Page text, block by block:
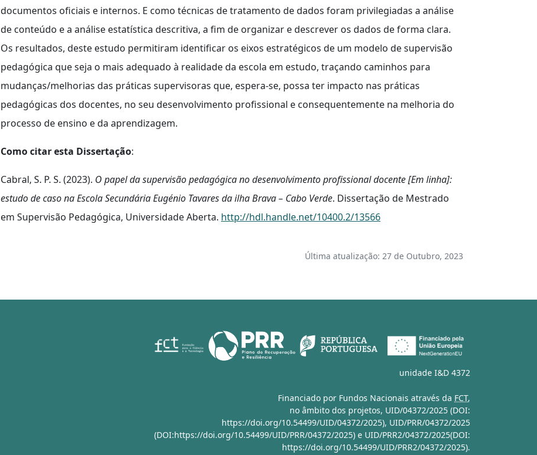
documentos oficiais e internos. E como técnicas de tratamento de dados foram privilegiadas a análise
de conteúdo e a análise estatística descritiva, a fim de organizar e descrever os dados de forma clara.
Os resultados, deste estudo permitiram identificar os eixos estratégicos de um modelo de supervisão
pedagógica que seja o mais adequado à realidade da escola em estudo, traçando caminhos para
mudanças/melhorias das práticas supervisoras que, espera-se, possa ter impacto nas práticas
pedagógicas dos docentes, no seu desenvolvimento profissional e consequentemente na melhoria do
processo de ensino e da aprendizagem.
Como citar esta Dissertação:
Cabral, S. P. S. (2023). O papel da supervisão pedagógica no desenvolvimento profissional docente [Em linha]:
estudo de caso na Escola Secundária Eugénio Tavares da ilha Brava – Cabo Verde. Dissertação de Mestrado
em Supervisão Pedagógica, Universidade Aberta. http://hdl.handle.net/10400.2/13566
Última atualização: 27 de Outubro, 2023
unidade I&D 4372
Financiado por Fundos Nacionais através da FCT,
no âmbito dos projetos, UID/04372/2025 (DOI:
https://doi.org/10.54499/UID/04372/2025), UID/PRR/04372/2025
(DOI:https://doi.org/10.54499/UID/PRR/04372/2025) e UID/PRR2/04372/2025(DOI:
https://doi.org/10.54499/UID/PRR2/04372/2025).